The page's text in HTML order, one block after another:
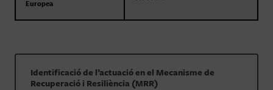
Europea
Identificació de l’actuació en el Mecanisme de
Recuperació i Resiliència (MRR)